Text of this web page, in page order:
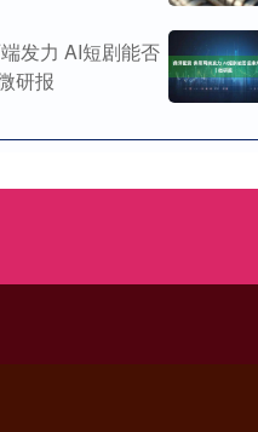
发力 AI短剧能否
研报